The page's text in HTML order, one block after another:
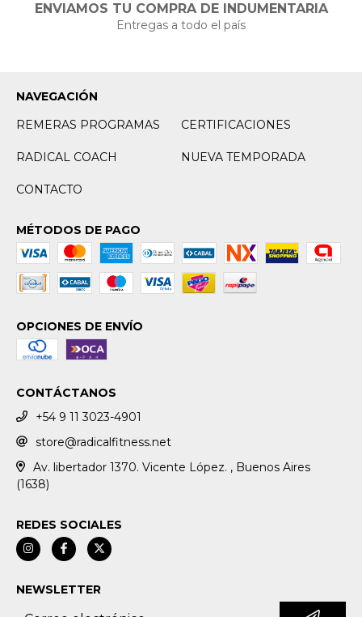
ENVIAMOS TU COMPRA DE INDUMENTARIA
Entregas a todo el país
NAVEGACIÓN
REMERAS PROGRAMAS
CERTIFICACIONES
RADICAL COACH NUEVA TEMPORADA
CONTACTO
MÉTODOS DE PAGO
OPCIONES DE ENVÍO
CONTÁCTANOS
+54 9 11 3023-4901
store@radicalfitness.net
Av. libertador 1370. Vicente López. , Buenos Aires
(1638)
REDES SOCIALES
NEWSLETTER